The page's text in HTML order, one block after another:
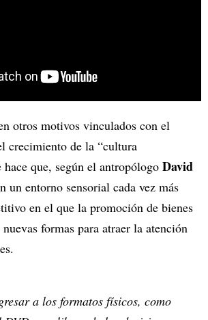
otros motivos vinculados con el
crecimiento de la “cultura
hace que, según el antropólogo David
un entorno sensorial cada vez más
en el que la promoción de bienes
formas para atraer la atención
a los formatos físicos, como